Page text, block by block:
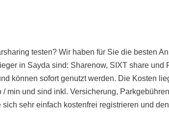
testen? Wir haben für Sie die besten
in Sayda sind: Sharenow, SIXT share und
können sofort genutzt werden. Die Kosten
min und sind inkl. Versicherung,
sehr einfach kostenfrei registrieren und